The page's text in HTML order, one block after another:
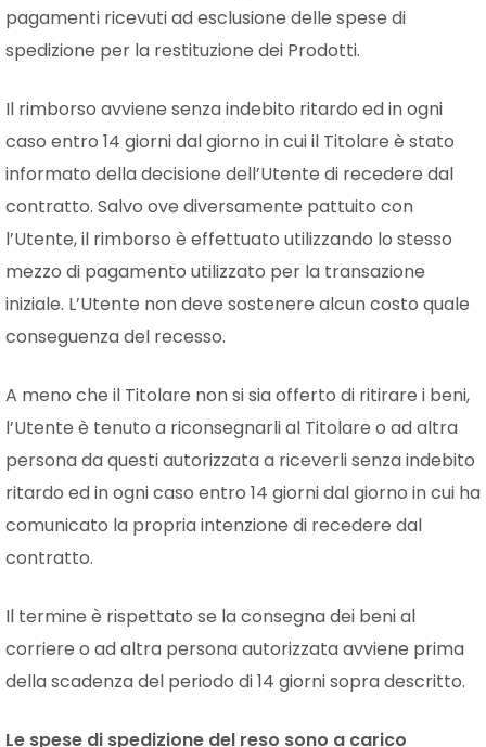
pagamenti ricevuti ad esclusione delle spese di
spedizione per la restituzione dei Prodotti.
Il rimborso avviene senza indebito ritardo ed in ogni
caso entro 14 giorni dal giorno in cui il Titolare è stato
informato della decisione dell’Utente di recedere dal
contratto. Salvo ove diversamente pattuito con
l’Utente, il rimborso è effettuato utilizzando lo stesso
mezzo di pagamento utilizzato per la transazione
iniziale. L’Utente non deve sostenere alcun costo quale
conseguenza del recesso.
A meno che il Titolare non si sia offerto di ritirare i beni,
l’Utente è tenuto a riconsegnarli al Titolare o ad altra
persona da questi autorizzata a riceverli senza indebito
ritardo ed in ogni caso entro 14 giorni dal giorno in cui ha
comunicato la propria intenzione di recedere dal
contratto.
Il termine è rispettato se la consegna dei beni al
corriere o ad altra persona autorizzata avviene prima
della scadenza del periodo di 14 giorni sopra descritto.
Le spese di spedizione del reso sono a carico